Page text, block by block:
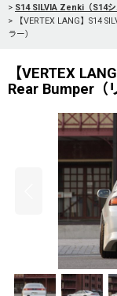
> S14 SILVIA Zenki（S14
>
【VERTEX LANG】S14
ラー）
【VERTEX
Rear Bumper（